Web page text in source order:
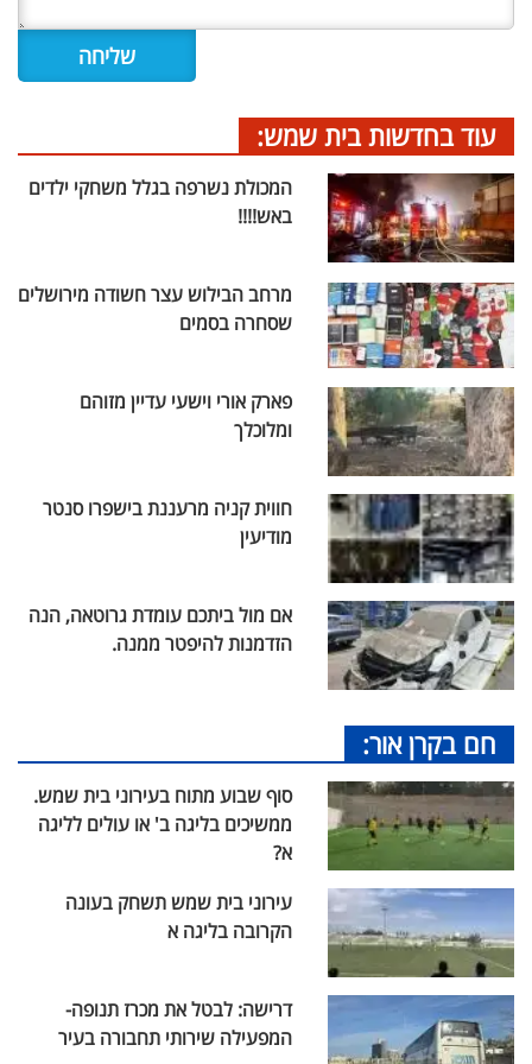
עוד בחדשות בית שמש:
המכולת נשרפה בגלל משחקי ילדים
באש!!!!
מרחב הבילוש עצר חשודה מירושלים
שסחרה בסמים
פארק אורי וישעי עדיין מזוהם
ומלוכלך
חווית קניה מרעננת בישפרו סנטר
מודיעין
אם מול ביתכם עומדת גרוטאה, הנה
הזדמנות להיפטר ממנה.
חם בקרן אור:
סוף שבוע מתוח בעירוני בית שמש.
ממשיכים בליגה ב' או עולים לליגה
א?
עירוני בית שמש תשחק בעונה
הקרובה בליגה א
דרישה: לבטל את מכרז תנופה-
המפעילה שירותי תחבורה בעיר